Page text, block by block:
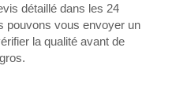
détaillé dans les 24
pouvons vous envoyer un
la qualité avant de